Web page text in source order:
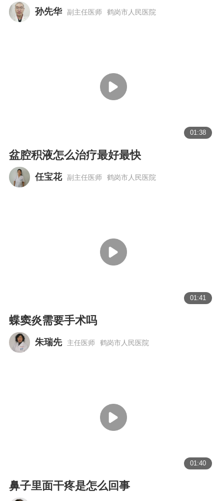
孙先华 副主任医师 鹤岗市人民医院
01:38
盆腔积液怎么治疗最好最快
任宝花 副主任医师 鹤岗市人民医院
01:41
蝶窦炎需要手术吗
朱瑞先 主任医师 鹤岗市人民医院
01:40
鼻子里面干疼是怎么回事